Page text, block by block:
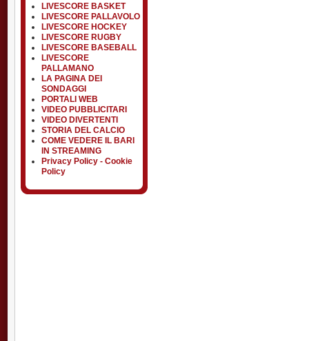
LIVESCORE BASKET
LIVESCORE PALLAVOLO
LIVESCORE HOCKEY
LIVESCORE RUGBY
LIVESCORE BASEBALL
LIVESCORE
PALLAMANO
LA PAGINA DEI
SONDAGGI
PORTALI WEB
VIDEO PUBBLICITARI
VIDEO DIVERTENTI
STORIA DEL CALCIO
COME VEDERE IL BARI
IN STREAMING
Privacy Policy - Cookie
Policy